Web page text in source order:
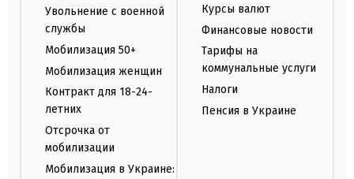
Увольнение с военной
службы
Мобилизация 50+
Мобилизация женщин
Контракт для 18-24-
летних
Отсрочка от
мобилизации
Мобилизация в Украине:
Курсы валют
Финансовые новости
Тарифы на
коммунальные услуги
Налоги
Пенсия в Украине